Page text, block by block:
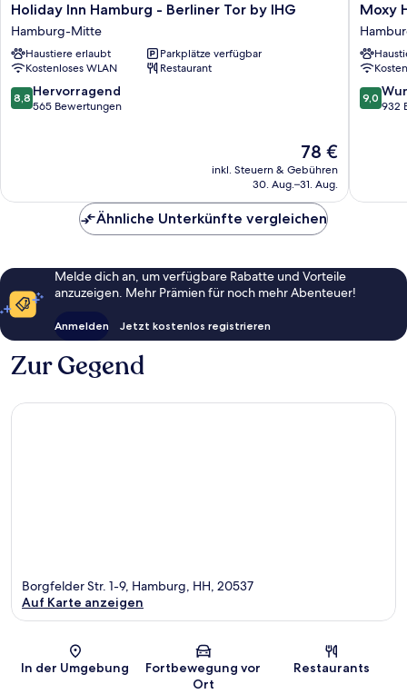
Holiday
Inn
Hamburg
-
Berliner
Tor
by
Holiday Inn Hamburg - Berliner Tor by IHG
Hamburg-Mitte
Haustiere erlaubt
Parkplätze verfügbar
Kostenloses WLAN
Restaurant
8.8
von
8,8 Hervorragend
565 Bewertungen
Der
Preis
beträgt
78 €
inkl. Steuern & Gebühren
30. Aug.–31. Aug.
Moxy
City
Mitte
Moxy
9.0
von
9,0
932
Ähnliche Unterkünfte vergleichen
Melde dich an, um verfügbare Rabatte und Vorteile
anzuzeigen. Mehr Prämien für noch mehr Abenteuer!
Anmelden Jetzt kostenlos registrieren
Zur Gegend
Karte
Borgfelder Str. 1-9, Hamburg, HH, 20537
Auf Karte anzeigen
In der Umgebung
Fortbewegung vor
Ort
Restaurants